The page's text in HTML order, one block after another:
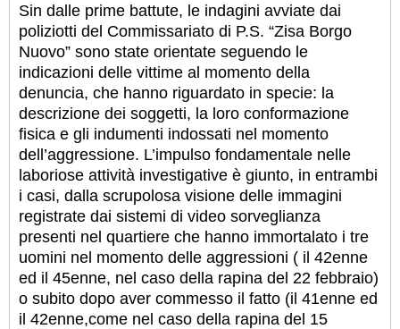
Sin dalle prime battute, le indagini avviate dai
poliziotti del Commissariato di P.S. “Zisa Borgo
Nuovo” sono state orientate seguendo le
indicazioni delle vittime al momento della
denuncia, che hanno riguardato in specie: la
descrizione dei soggetti, la loro conformazione
fisica e gli indumenti indossati nel momento
dell’aggressione. L’impulso fondamentale nelle
laboriose attività investigative è giunto, in entrambi
i casi, dalla scrupolosa visione delle immagini
registrate dai sistemi di video sorveglianza
presenti nel quartiere che hanno immortalato i tre
uomini nel momento delle aggressioni ( il 42enne
ed il 45enne, nel caso della rapina del 22 febbraio)
o subito dopo aver commesso il fatto (il 41enne ed
il 42enne,come nel caso della rapina del 15